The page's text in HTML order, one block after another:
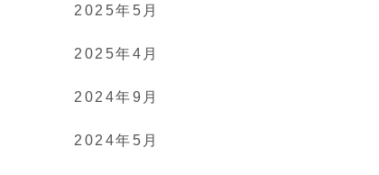
2025年5月
2025年4月
2024年9月
2024年5月